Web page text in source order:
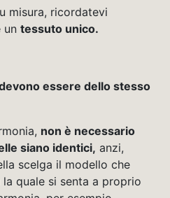
misura, ricordatevi
un tessuto unico.
essere dello stesso
non è necessario
siano identici, anzi,
scelga il modello che
quale si senta a proprio